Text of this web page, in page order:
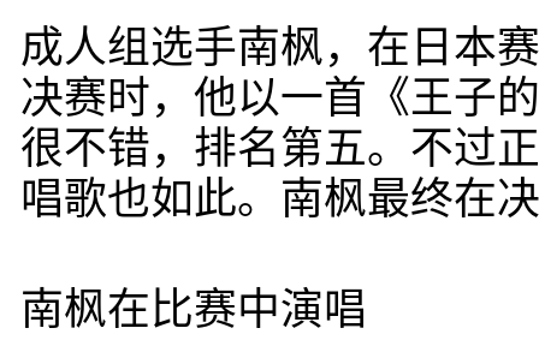
成人组选手南枫，在日本
决赛时，他以一首《王子
很不错，排名第五。不过
唱歌也如此。南枫最终在
南枫在比赛中演唱